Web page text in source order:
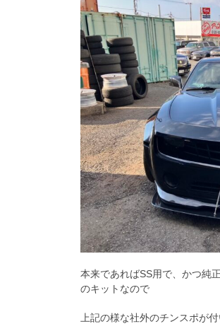
本来であればSS用で、かつ純
のキットなので
上記の様な社外のチンスポが